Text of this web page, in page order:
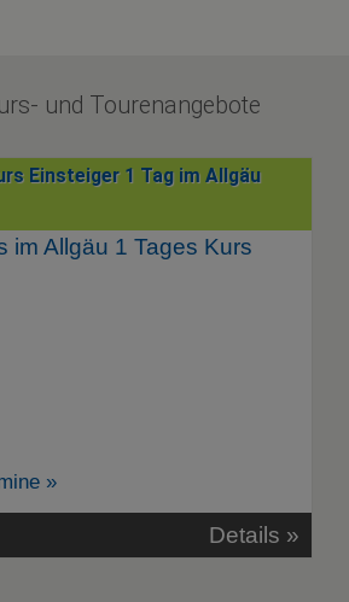
und Tourenangebote
Einsteiger 1 Tag im Allgäu
»
Details »